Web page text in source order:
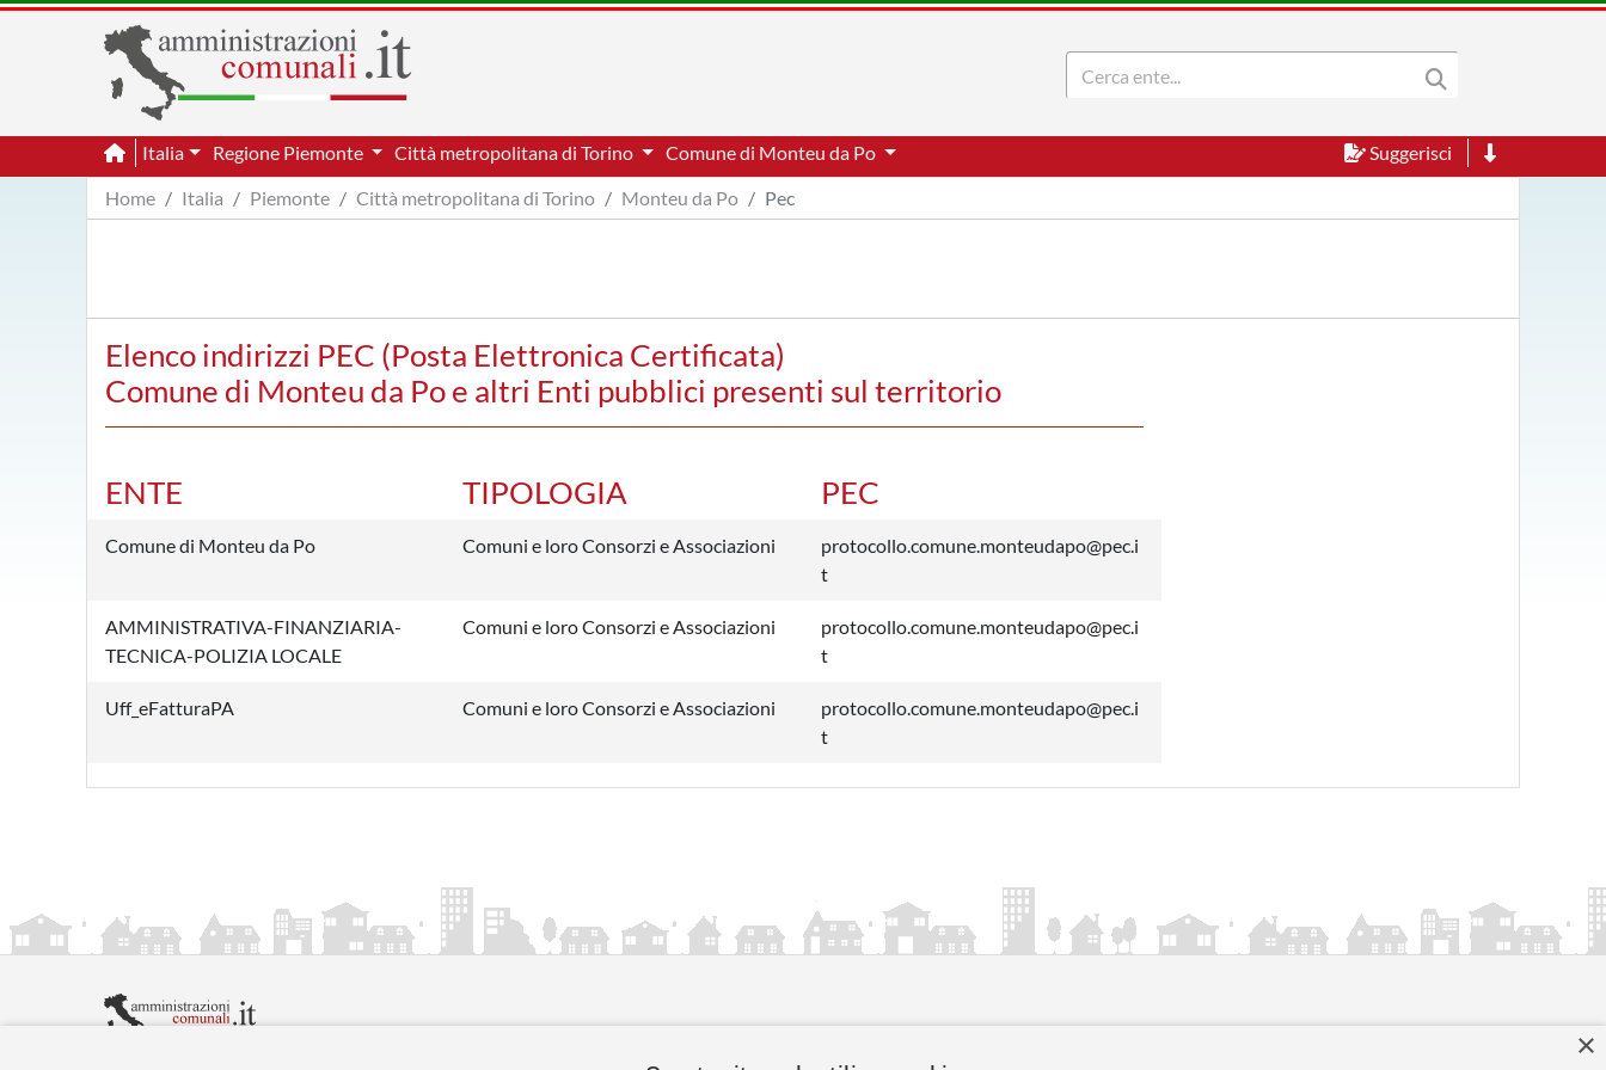
Italia Regione Piemonte Città metropolitana di Torino Comune di Monteu da Po
Suggerisci
Home
Italia Piemonte Città metropolitana di Torino Monteu da Po Pec
Elenco indirizzi PEC (Posta Elettronica Certificata)
Comune di Monteu da Po e altri Enti pubblici presenti sul territorio
ENTE TIPOLOGIA PEC
Comune di Monteu da Po Comuni e loro Consorzi e Associazioni
protocollo.comune.monteudapo@pec.i
t
AMMINISTRATIVA-FINANZIARIA-
TECNICA-POLIZIA LOCALE
Comuni e loro Consorzi e Associazioni
protocollo.comune.monteudapo@pec.i
t
Uff_eFatturaPA Comuni e loro Consorzi e Associazioni
protocollo.comune.monteudapo@pec.i
t
×